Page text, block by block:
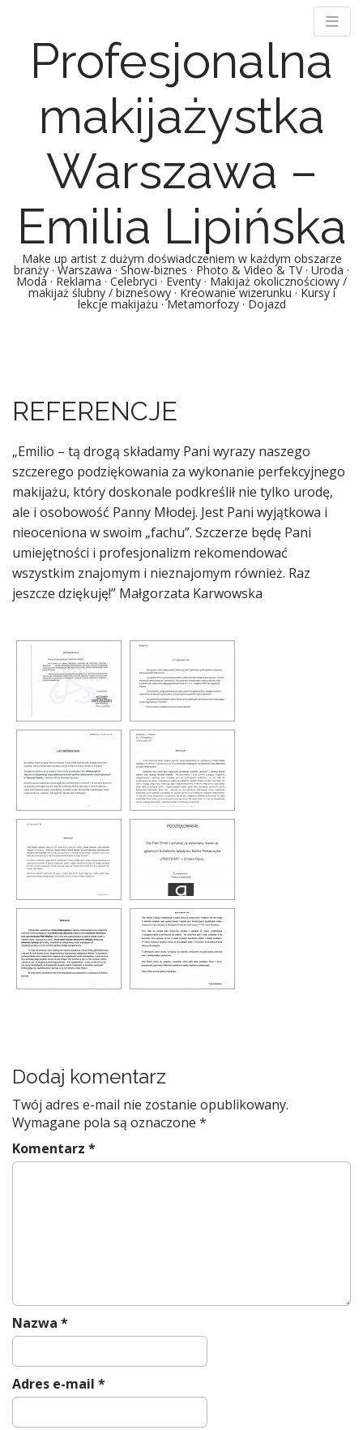
Profesjonalna
makijażystka
Warszawa –
Emilia Lipińska
Make up artist z dużym doświadczeniem w każdym obszarze
branży · Warszawa · Show-biznes · Photo & Video & TV · Uroda ·
Moda · Reklama · Celebryci · Eventy · Makijaż okolicznościowy /
makijaż ślubny / biznesowy · Kreowanie wizerunku · Kursy i
lekcje makijażu · Metamorfozy · Dojazd
REFERENCJE
„Emilio – tą drogą składamy Pani wyrazy naszego
szczerego podziękowania za wykonanie perfekcyjnego
makijażu, który doskonale podkreślił nie tylko urodę,
ale i osobowość Panny Młodej. Jest Pani wyjątkowa i
nieoceniona w swoim „fachu”. Szczerze będę Pani
umiejętności i profesjonalizm rekomendować
wszystkim znajomym i nieznajomym również. Raz
jeszcze dziękuję!” Małgorzata Karwowska
Dodaj komentarz
Twój adres e-mail nie zostanie opublikowany.
Wymagane pola są oznaczone *
Komentarz *
Nazwa *
Adres e-mail *